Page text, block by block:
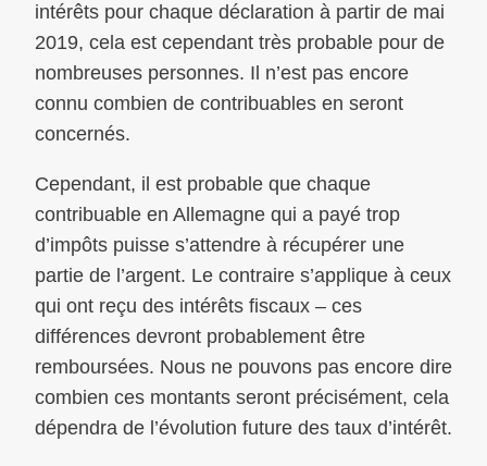
intérêts pour chaque déclaration à partir de mai
2019, cela est cependant très probable pour de
nombreuses personnes. Il n’est pas encore
connu combien de contribuables en seront
concernés.
Cependant, il est probable que chaque
contribuable en Allemagne qui a payé trop
d’impôts puisse s’attendre à récupérer une
partie de l’argent. Le contraire s’applique à ceux
qui ont reçu des intérêts fiscaux – ces
différences devront probablement être
remboursées. Nous ne pouvons pas encore dire
combien ces montants seront précisément, cela
dépendra de l’évolution future des taux d’intérêt.